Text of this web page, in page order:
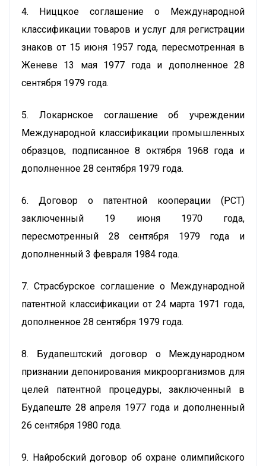
4. Ниццкое соглашение о Международной
классификации товаров и услуг для регистрации
знаков от 15 июня 1957 года, пересмотренная в
Женеве 13 мая 1977 года и дополненное 28
сентября 1979 года.
5. Локарнское соглашение об учреждении
Международной классификации промышленных
образцов, подписанное 8 октября 1968 года и
дополненное 28 сентября 1979 года.
6. Договор о патентной кооперации (РСТ)
заключенный 19 июня 1970 года,
пересмотренный 28 сентября 1979 года и
дополненный 3 февраля 1984 года.
7. Страсбурское соглашение о Международной
патентной классификации от 24 марта 1971 года,
дополненное 28 сентября 1979 года.
8. Будапештский договор о Международном
признании депонирования микроорганизмов для
целей патентной процедуры, заключенный в
Будапеште 28 апреля 1977 года и дополненный
26 сентября 1980 года.
9. Найробский договор об охране олимпийского